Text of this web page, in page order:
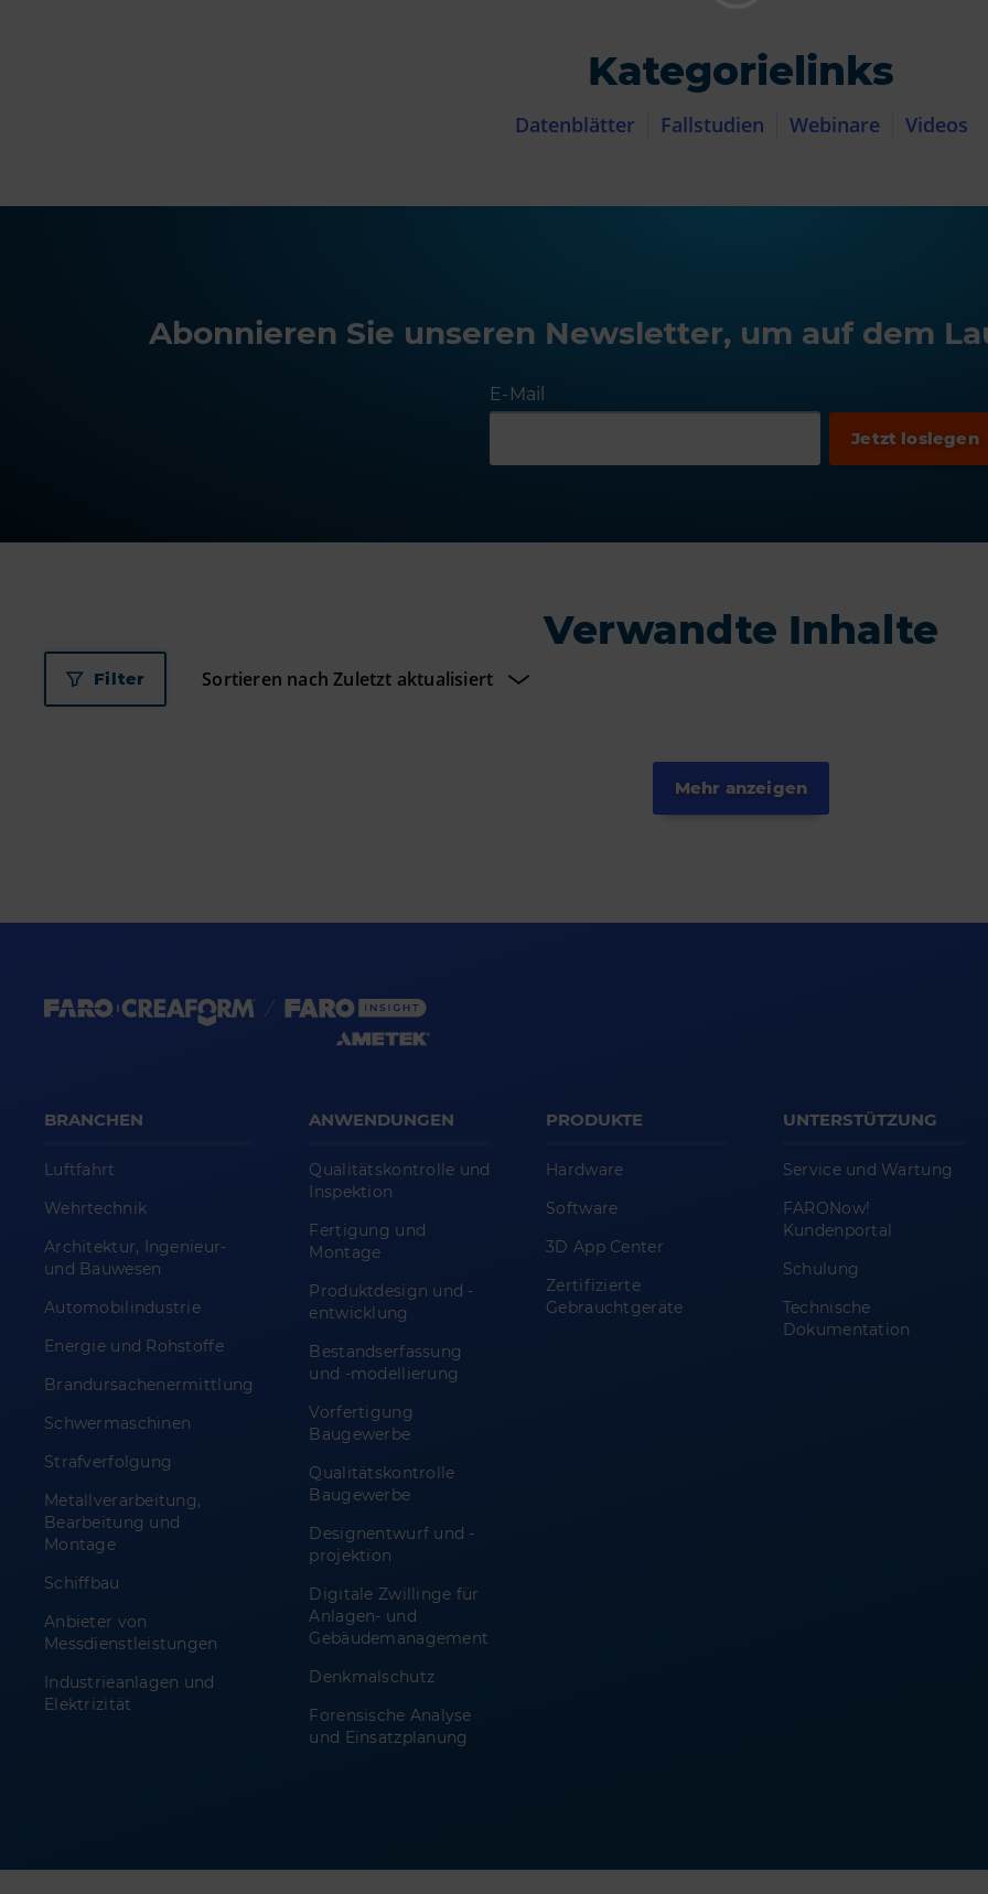
Kategorielinks
Datenblätter Fallstudien Webinare Videos
Abonnieren Sie unseren Newsletter, um auf dem
E-Mail
Verwandte Inhalte
Filter
Mehr anzeigen
BRANCHEN
Luftfahrt
Wehrtechnik
Architektur, Ingenieur-
und Bauwesen
Automobilindustrie
Energie und Rohstoffe
Brandursachenermittlung
Schwermaschinen
Strafverfolgung
Metallverarbeitung,
Bearbeitung und
Montage
Schiffbau
Anbieter von
Messdienstleistungen
Industrieanlagen und
Elektrizität
ANWENDUNGEN
Qualitätskontrolle und
Inspektion
Fertigung und
Montage
Produktdesign und -
entwicklung
Bestandserfassung
und -modellierung
Vorfertigung
Baugewerbe
Qualitätskontrolle
Baugewerbe
Designentwurf und -
projektion
Digitale Zwillinge für
Anlagen- und
Gebäudemanagement
Denkmalschutz
Forensische Analyse
und Einsatzplanung
PRODUKTE
Hardware
Software
3D App Center
Zertifizierte
Gebrauchtgeräte
UNTERSTÜTZUNG
Service und Wartung
FARONow!
Kundenportal
Schulung
Technische
Dokumentation